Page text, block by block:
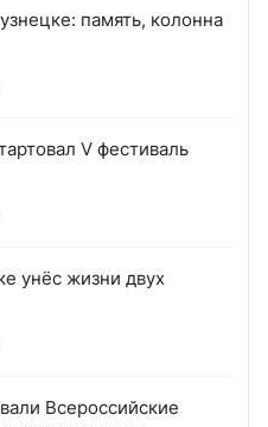
память, колонна
V фестиваль
унёс жизни двух
Всероссийские